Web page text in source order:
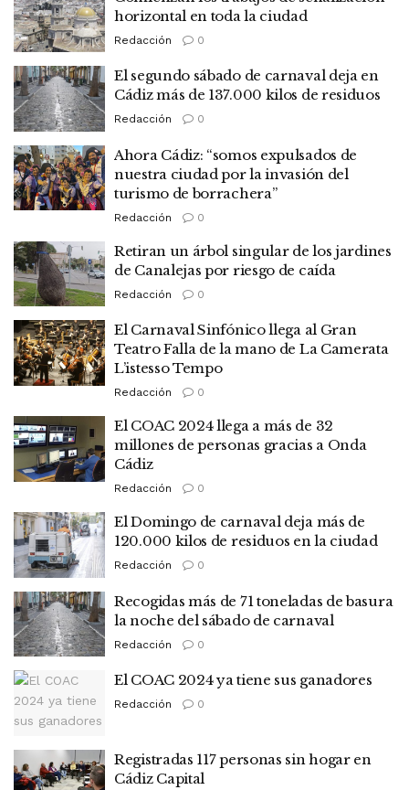
horizontal en toda la ciudad
Redacción 0
El segundo sábado de carnaval deja en
Cádiz más de 137.000 kilos de residuos
Redacción 0
Ahora Cádiz: “somos expulsados de
nuestra ciudad por la invasión del
turismo de borrachera”
Redacción 0
Retiran un árbol singular de los jardines
de Canalejas por riesgo de caída
Redacción 0
El Carnaval Sinfónico llega al Gran
Teatro Falla de la mano de La Camerata
L’istesso Tempo
Redacción 0
El COAC 2024 llega a más de 32
millones de personas gracias a Onda
Cádiz
Redacción 0
El Domingo de carnaval deja más de
120.000 kilos de residuos en la ciudad
Redacción 0
Recogidas más de 71 toneladas de basura
la noche del sábado de carnaval
Redacción 0
El COAC 2024 ya tiene sus ganadores
Redacción 0
Registradas 117 personas sin hogar en
Cádiz Capital